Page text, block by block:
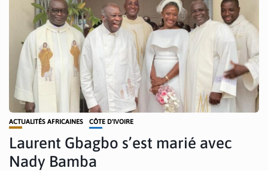
ACTUALITÉS AFRICAINES CÔTE D'IVOIRE
Laurent Gbagbo s’est marié avec
Nady Bamba